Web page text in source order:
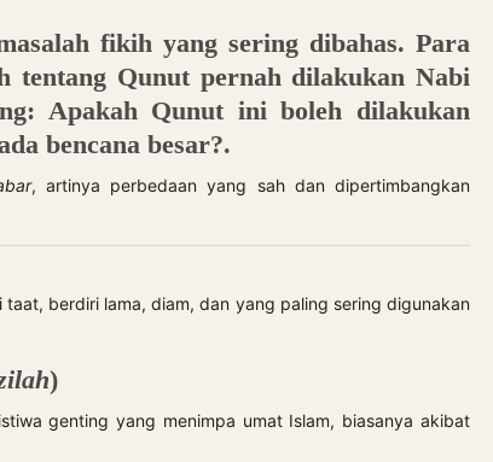
fikih yang sering dibahas. Para
tentang Qunut pernah dilakukan Nabi
bencana besar?.
, artinya perbedaan yang sah dan dipertimbangkan
berdiri lama, diam, dan yang paling sering digunakan
)
genting yang menimpa umat Islam, biasanya akibat